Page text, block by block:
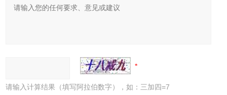
请输入计算结果（填写阿拉伯数字），如：三加四=7